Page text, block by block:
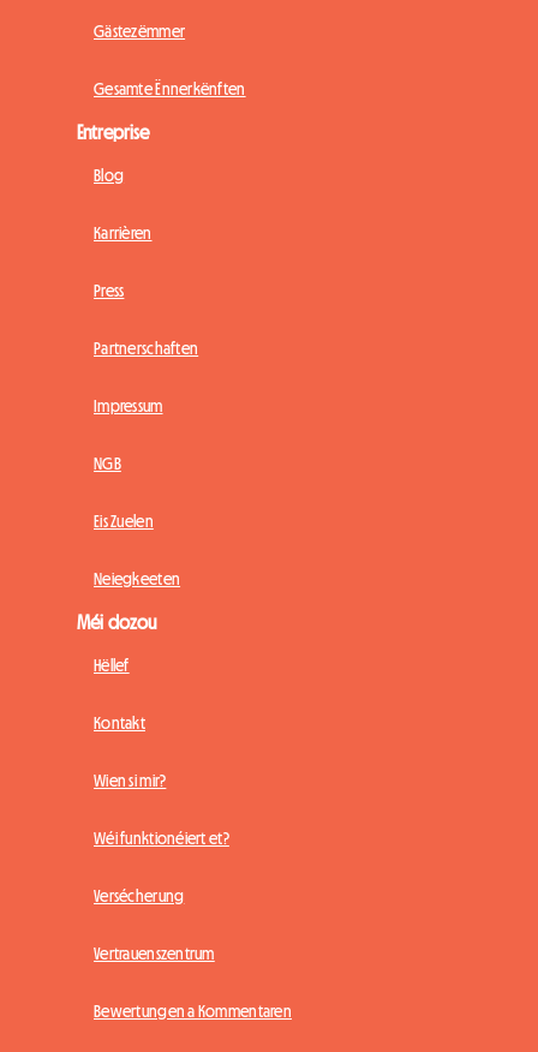
Gästezëmmer
Gesamte Ënnerkënften
Entreprise
Blog
Karrièren
Press
Partnerschaften
Impressum
NGB
Eis Zuelen
Neiegkeeten
Méi dozou
Hëllef
Kontakt
Wien si mir?
Wéi funktionéiert et?
Versécherung
Vertrauenszentrum
Bewertungen a Kommentaren